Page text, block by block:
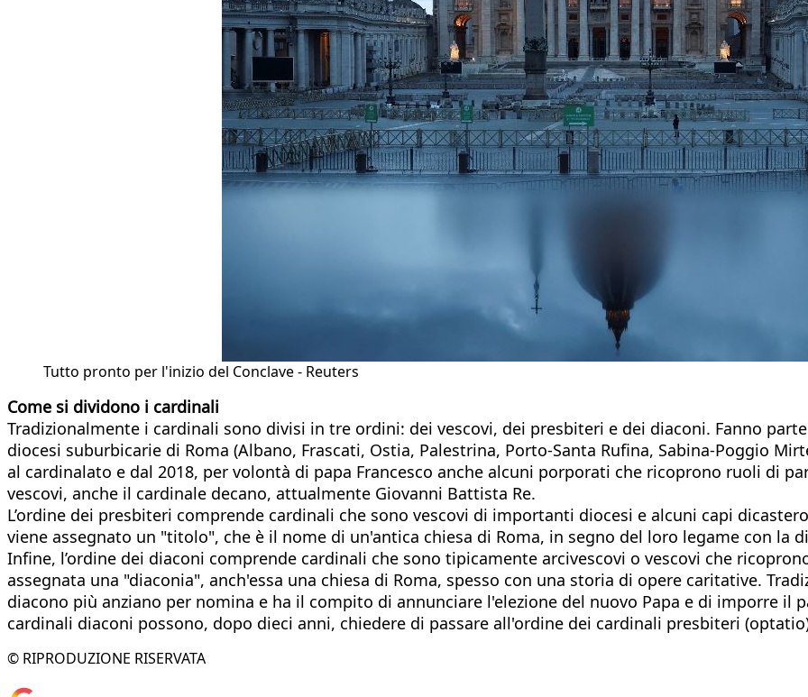
Tutto pronto per l'inizio del Conclave - Reuters
Come si dividono i cardinali
Tradizionalmente i cardinali sono divisi in tre ordini: dei vescovi, dei presbiteri e dei diaconi. Fanno
diocesi suburbicarie di Roma (Albano, Frascati, Ostia, Palestrina, Porto-Santa Rufina, Sabina-Poggio
al cardinalato e dal 2018, per volontà di papa Francesco anche alcuni porporati che ricoprono ruoli di
vescovi, anche il cardinale decano, attualmente Giovanni Battista Re.
L’ordine dei presbiteri comprende cardinali che sono vescovi di importanti diocesi e alcuni capi
viene assegnato un "titolo", che è il nome di un'antica chiesa di Roma, in segno del loro legame con la
Infine, l’ordine dei diaconi comprende cardinali che sono tipicamente arcivescovi o vescovi che
assegnata una "diaconia", anch'essa una chiesa di Roma, spesso con una storia di opere caritative.
diacono più anziano per nomina e ha il compito di annunciare l'elezione del nuovo Papa e di imporre il
cardinali diaconi possono, dopo dieci anni, chiedere di passare all'ordine dei cardinali presbiteri
© RIPRODUZIONE RISERVATA